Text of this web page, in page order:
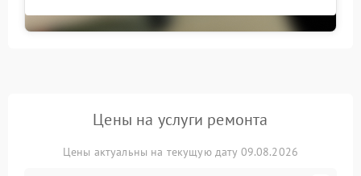
Цены на услуги ремонта
Цены актуальны на текущую дату 09.08.2026